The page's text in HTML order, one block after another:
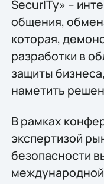
SecurITy» –
общения,
которая,
разработки в
защиты
наметить
В рамках
экспертизой
безопасности
международной